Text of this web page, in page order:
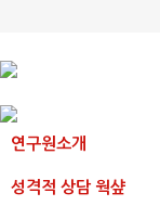
연구원소개
성격적 상담 웍샾